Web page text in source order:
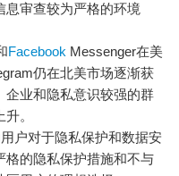
息审查较为严格的环境
Facebook Messenger在美
仍在北美市场逐渐获
企业和隐私意识较强的群
。
户对于隐私保护和数据安
格的隐私保护措施和不与